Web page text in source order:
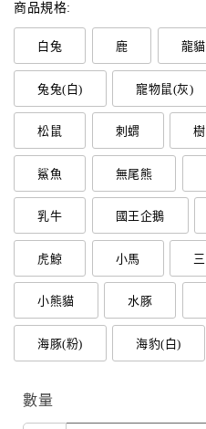
商品規格:
白兔 鹿 龍貓
兔兔(白) 寵物鼠(灰)
松鼠 刺蝟
鯊魚 無尾熊
乳牛 國王企鵝
虎鯨 小馬
小熊貓 水豚
海豚(粉) 海豹(白)
數量